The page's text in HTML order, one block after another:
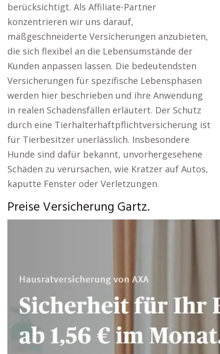
berücksichtigt. Als Affiliate-Partner
konzentrieren wir uns darauf,
maßgeschneiderte Versicherungen anzubieten,
die sich flexibel an die Lebensumstände der
Kunden anpassen lassen. Die bedeutendsten
Versicherungen für spezifische Lebensphasen
werden hier beschrieben und ihre Anwendung
in realen Schadensfällen erläutert. Der Schutz
durch eine Tierhalterhaftpflichtversicherung ist
für Tierbesitzer unerlässlich. Insbesondere
Hunde sind dafür bekannt, unvorhergesehene
Schäden zu verursachen, wie Kratzer auf Autos,
kaputte Fenster oder Verletzungen.
Preise Versicherung Gartz.